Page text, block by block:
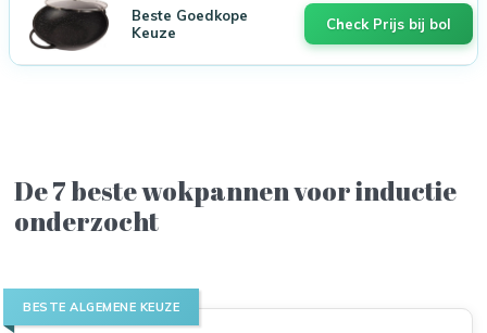
Beste Goedkope
Keuze
Check Prijs bij bol
De 7 beste wokpannen voor inductie
onderzocht
BESTE ALGEMENE KEUZE